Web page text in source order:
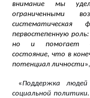
внимание мы
ограниченными
систематическая
первостепенную
но и помогает
состояние, что в
потенциал личности»,
«Поддержка
социальной